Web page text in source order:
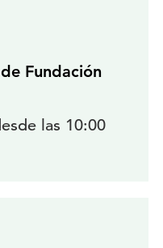
Fundación
las 10:00